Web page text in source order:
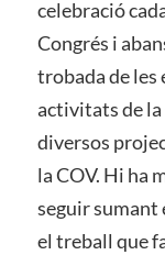
celebració
Congrés i
trobada de les
activitats de la
diversos
la COV. Hi ha
seguir sumant
el treball que